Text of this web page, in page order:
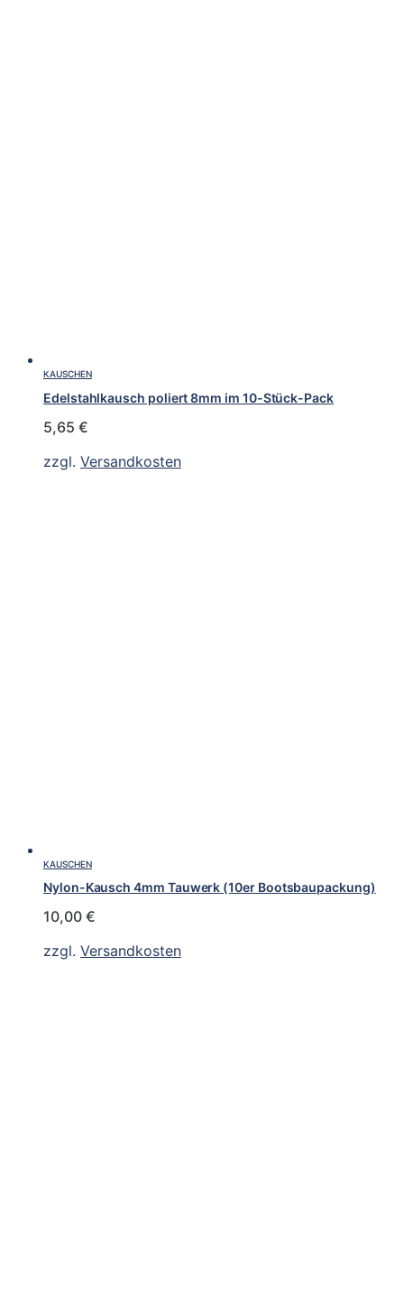
KAUSCHEN
Edelstahlkausch poliert 8mm im 10-Stück-Pack
5,65 €
zzgl. Versandkosten
KAUSCHEN
Nylon-Kausch 4mm Tauwerk (10er Bootsbaupackung)
10,00 €
zzgl. Versandkosten